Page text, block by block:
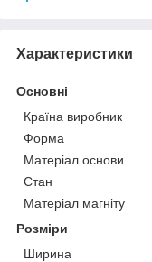
Характеристики
Основні
Країна виробник
Форма
Матеріал основи
Стан
Матеріал магніту
Розміри
Ширина